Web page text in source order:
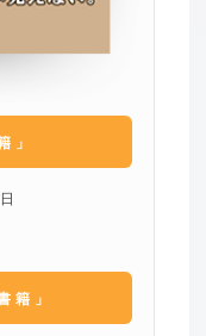
」
籍」